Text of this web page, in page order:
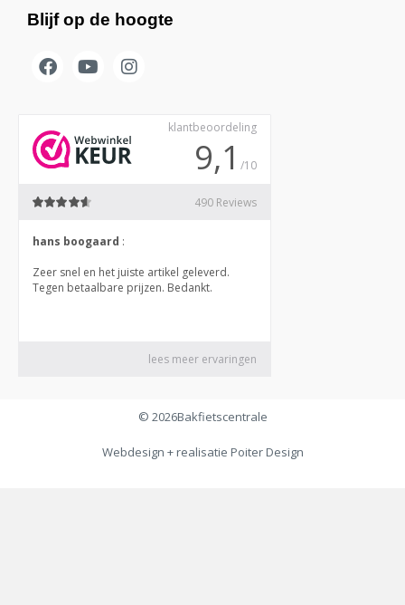
Blijf op de hoogte
© 2026Bakfietscentrale
Webdesign + realisatie Poiter Design